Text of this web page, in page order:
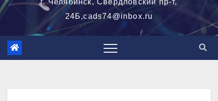
г. Челябинск, Свердловский пр-т,
24Б,cads74@inbox.ru